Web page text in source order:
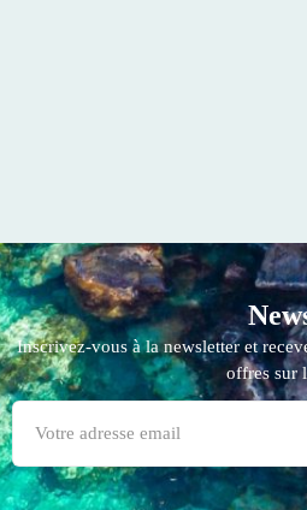
Inscrivez-vous à la newsletter et
offres sur